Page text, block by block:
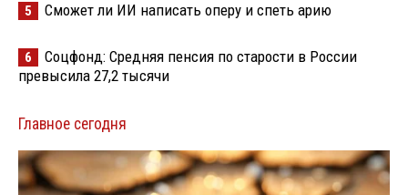
5 Сможет ли ИИ написать оперу и спеть арию
6
Соцфонд: Средняя пенсия по старости в России
превысила 27,2 тысячи
Главное сегодня